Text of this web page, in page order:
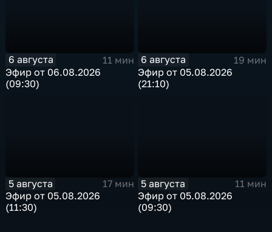
6 августа
11 мин
Эфир от 06.08.2026
(09:30)
6 августа
19 мин
Эфир от 05.08.2026
(21:10)
5 августа
17 мин
Эфир от 05.08.2026
(11:30)
5 августа
11 мин
Эфир от 05.08.2026
(09:30)